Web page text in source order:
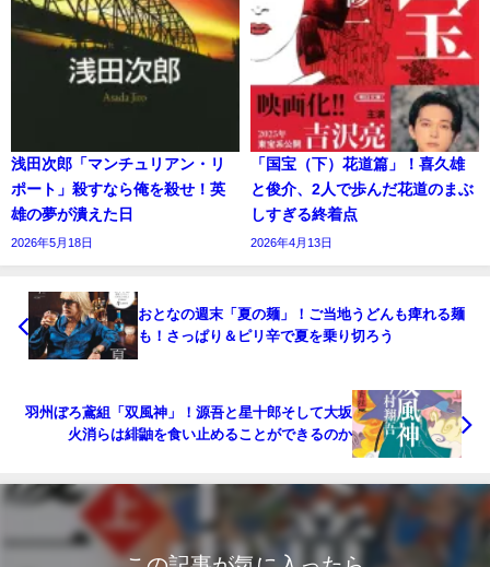
浅田次郎「マンチュリアン・リ
ポート」殺すなら俺を殺せ！英
雄の夢が潰えた日
2026年5月18日
「国宝（下）花道篇」！喜久雄
と俊介、2人で歩んだ花道のまぶ
しすぎる終着点
2026年4月13日
おとなの週末「夏の麺」！ご当地うどんも痺れる麺
も！さっぱり＆ピリ辛で夏を乗り切ろう
羽州ぼろ鳶組「双風神」！源吾と星十郎そして大坂
火消らは緋鼬を食い止めることができるのか